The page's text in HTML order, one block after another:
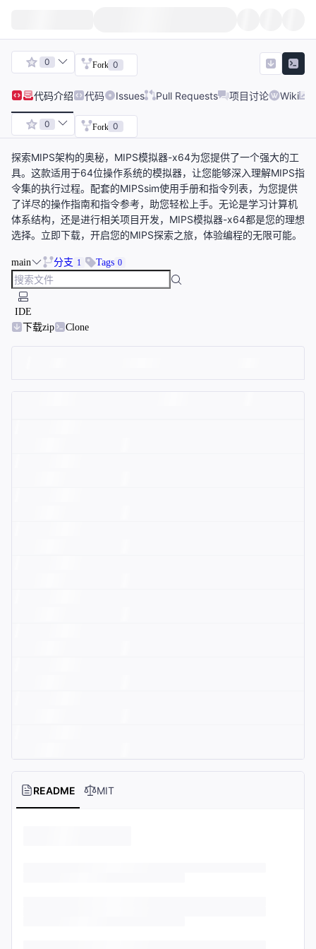
0 Fork 0
代码介绍 代码 Issues Pull Requests 项目讨论 Wiki
0 Fork 0
探索MIPS架构的奥秘，MIPS模拟器-x64为您提供了一个强大的工
具。这款适用于64位操作系统的模拟器，让您能够深入理解MIPS指
令集的执行过程。配套的MIPSsim使用手册和指令列表，为您提供
了详尽的操作指南和指令参考，助您轻松上手。无论是学习计算机
体系结构，还是进行相关项目开发，MIPS模拟器-x64都是您的理想
选择。立即下载，开启您的MIPS探索之旅，体验编程的无限可能。
main 分支 1 Tags 0
IDE
下载zip
Clone
README MIT